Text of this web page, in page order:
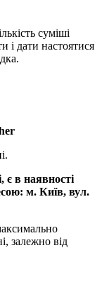
суміші
і дати настоятися
є в наявності
м. Київ, вул.
залежно від